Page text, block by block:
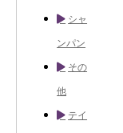
シャ
ンパン
その
他
テイ